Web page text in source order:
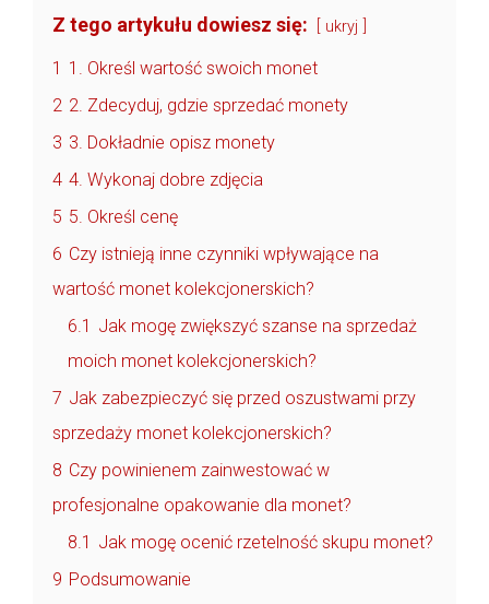
Z tego artykułu dowiesz się: ukryj
1 1. Określ wartość swoich monet
2 2. Zdecyduj, gdzie sprzedać monety
3 3. Dokładnie opisz monety
4 4. Wykonaj dobre zdjęcia
5 5. Określ cenę
6 Czy istnieją inne czynniki wpływające na
wartość monet kolekcjonerskich?
6.1 Jak mogę zwiększyć szanse na sprzedaż
moich monet kolekcjonerskich?
7 Jak zabezpieczyć się przed oszustwami przy
sprzedaży monet kolekcjonerskich?
8 Czy powinienem zainwestować w
profesjonalne opakowanie dla monet?
8.1 Jak mogę ocenić rzetelność skupu monet?
9 Podsumowanie